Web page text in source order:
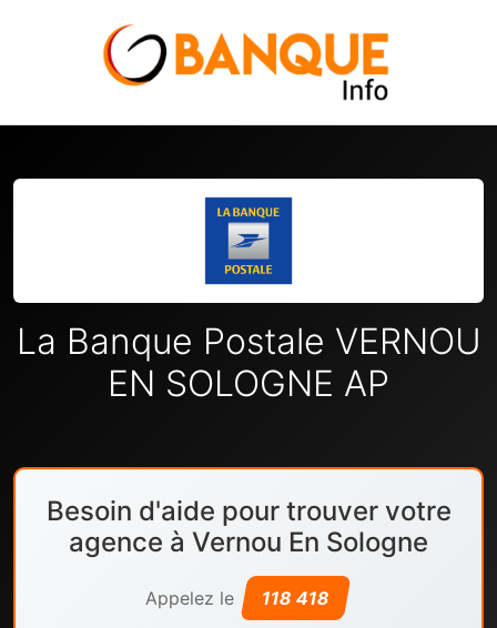
La Banque Postale VERNOU
EN SOLOGNE AP
Besoin d'aide pour trouver votre
agence à Vernou En Sologne
Appelez le 118 418